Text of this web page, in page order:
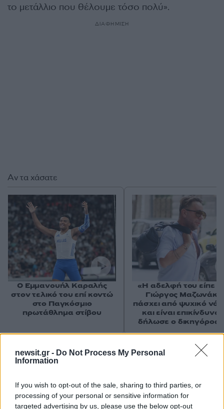
newsit.gr - Do Not Process My Personal
Information
If you wish to opt-out of the sale, sharing to third parties, or
processing of your personal or sensitive information for
targeted advertising by us, please use the below opt-out
το μετάλλιο που θέλουμε τόσο πολύ».
ΔΙΑΦΗΜΙΣΗ
Σχόλια
Αν τα χάσατε
Ο Εμμανουήλ Καραλής
στον τελικό του επί κοντώ
στο Παγκόσμιο
πρωτάθλημα στίβου
«Η αδελφή του είπε
Γιώργος
πάσχει από ψυχικό
και είναι
δήλωσε ο δικηγόρος